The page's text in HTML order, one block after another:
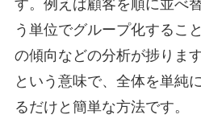
す。例えば顧客を順に並べ
う単位でグループ化するこ
の傾向などの分析が捗りま
という意味で、全体を単純
るだけと簡単な方法です。